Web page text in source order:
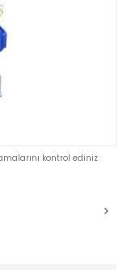
kontrol ediniz